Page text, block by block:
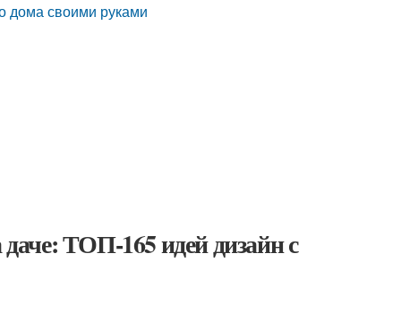
дома своими руками
ТОП-165 идей дизайн с